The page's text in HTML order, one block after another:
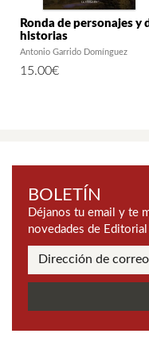
Ronda de personajes y
historias
Antonio Garrido Domínguez
15.00€
BOLETÍN
Déjanos tu email y te
novedades de Editorial